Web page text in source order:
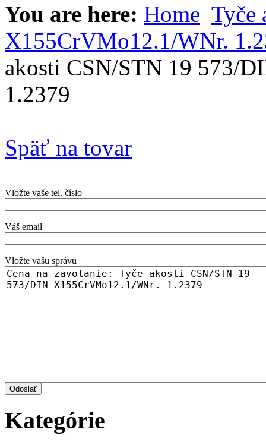
You are here: Home Tyče
X155CrVMo12.1/WNr.
akosti CSN/STN 19 573/
1.2379
Späť na tovar
Vložte vaše tel. číslo
Váš email
Vložte vašu správu
Kategórie